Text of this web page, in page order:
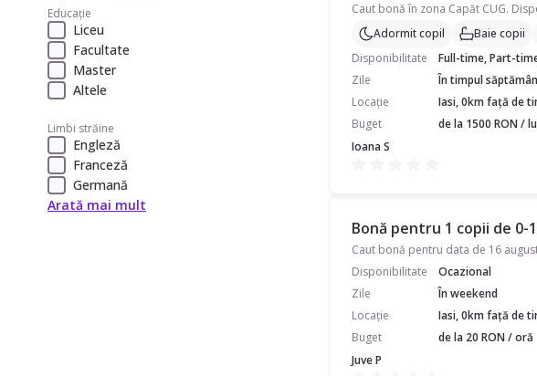
Educație
Liceu
Facultate
Master
Altele
Limbi străine
Engleză
Franceză
Germană
Arată mai mult
Caut bonă în zona Capăt CUG.
Adormit copil
Baie copii
Disponibilitate
Full-time, Part-
Zile
În timpul
Locație
Iasi, 0km față de
Buget
de la 1500 RON /
Ioana S
Bonă pentru 1 copii de 0-
Disponibilitate
Ocazional
Zile
În weekend
Locație
Iasi, 0km față de
Buget
de la 20 RON / oră
Juve P